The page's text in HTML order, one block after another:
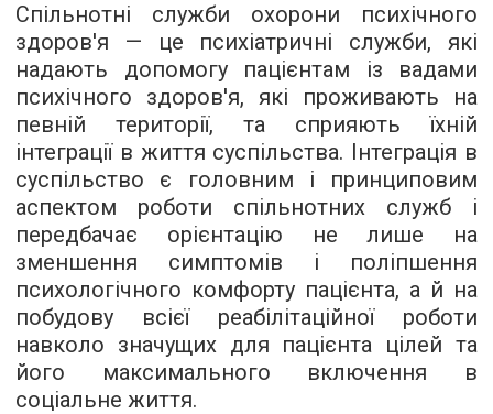
Спільнотні служби охорони психічного
здоров'я — це психіатричні служби, які
надають допомогу пацієнтам із вадами
психічного здоров'я, які проживають на
певній території, та сприяють їхній
інтеграції в життя суспільства. Інтеграція в
суспільство є головним і принциповим
аспектом роботи спільнотних служб і
передбачає орієнтацію не лише на
зменшення симптомів і поліпшення
психологічного комфорту пацієнта, а й на
побудову всієї реабілітаційної роботи
навколо значущих для пацієнта цілей та
його максимального включення в
соціальне життя.